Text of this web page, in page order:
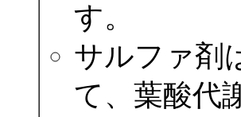
す。
サルファ剤
て、葉酸代